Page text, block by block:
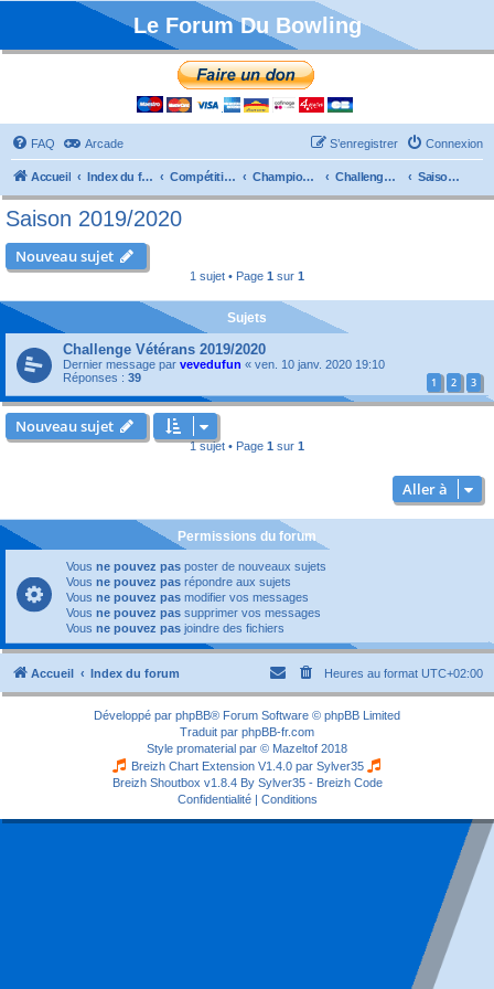
Le Forum Du Bowling
FAQ Arcade Connexion
S’enregistrer
Accueil Index du forum Compétitions Championnats de France Challenge Vétérans Saison 2019/2020
Saison 2019/2020
Nouveau sujet
1 sujet • Page 1 sur 1
Sujets
Challenge Vétérans 2019/2020
Dernier message par vevedufun « ven. 10 janv. 2020 19:10
Réponses : 39 1 2 3
Nouveau sujet
1 sujet • Page 1 sur 1
Aller à
Permissions du forum
Vous ne pouvez pas poster de nouveaux sujets
Vous ne pouvez pas répondre aux sujets
Vous ne pouvez pas modifier vos messages
Vous ne pouvez pas supprimer vos messages
Vous ne pouvez pas joindre des fichiers
Accueil Index du forum Heures au format UTC+02:00
Développé par phpBB® Forum Software © phpBB Limited
Traduit par phpBB-fr.com
Style promaterial par © Mazeltof 2018
Breizh Chart Extension V1.4.0 par Sylver35
Breizh Shoutbox v1.8.4 By Sylver35 - Breizh Code
Confidentialité| Conditions